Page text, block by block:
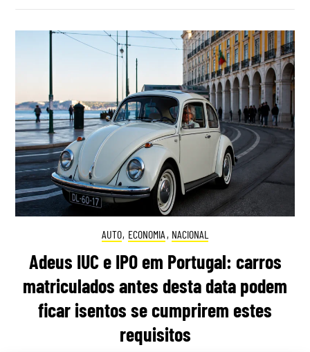
AUTO, ECONOMIA , NACIONAL
Adeus IUC e IPO em Portugal: carros
matriculados antes desta data podem
ficar isentos se cumprirem estes
requisitos